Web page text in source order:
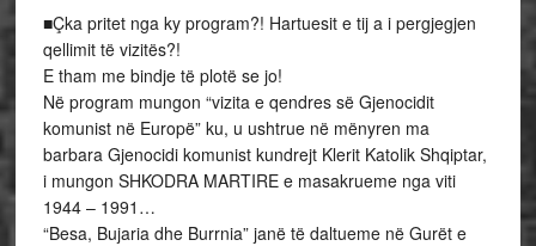
■Çka pritet nga ky program?! Hartuesit e tij a i pergjegjen
qellimit të vizitës?!
E tham me bindje të plotë se jo!
Në program mungon “vizita e qendres së Gjenocidit
komunist në Europë” ku, u ushtrue në mënyren ma
barbara Gjenocidi komunist kundrejt Klerit Katolik Shqiptar,
i mungon SHKODRA MARTIRE e masakrueme nga viti
1944 – 1991…
“Besa, Bujaria dhe Burrnia” janë të daltueme në Gurët e